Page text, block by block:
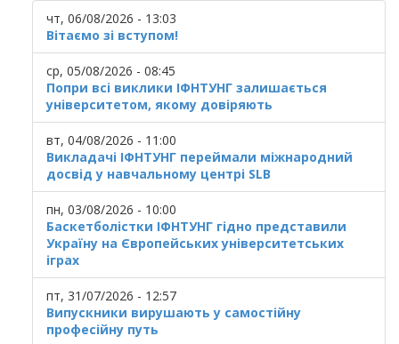
чт, 06/08/2026 - 13:03
Вітаємо зі вступом!
ср, 05/08/2026 - 08:45
Попри всі виклики ІФНТУНГ залишається
університетом, якому довіряють
вт, 04/08/2026 - 11:00
Викладачі ІФНТУНГ переймали міжнародний
досвід у навчальному центрі SLB
пн, 03/08/2026 - 10:00
Баскетболістки ІФНТУНГ гідно представили
Україну на Європейських університетських
іграх
пт, 31/07/2026 - 12:57
Випускники вирушають у самостійну
професійну путь